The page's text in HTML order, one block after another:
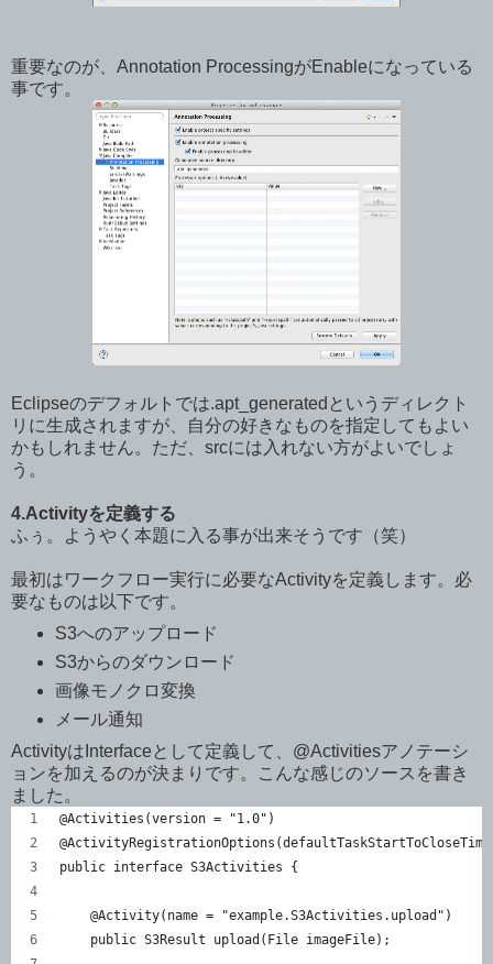
重要なのが、Annotation ProcessingがEnableになっている
事です。
Eclipseのデフォルトでは.apt_generatedというディレクト
リに生成されますが、自分の好きなものを指定してもよい
かもしれません。ただ、srcには入れない方がよいでしょ
う。
4.Activityを定義する
ふぅ。ようやく本題に入る事が出来そうです（笑）
最初はワークフロー実行に必要なActivityを定義します。必
要なものは以下です。
S3へのアップロード
S3からのダウンロード
画像モノクロ変換
メール通知
ActivityはInterfaceとして定義して、@Activitiesアノテーシ
ョンを加えるのが決まりです。こんな感じのソースを書き
ました。
@Activities(version = "1.0")
public interface S3Activities {
    @Activity(name = "example.S3Activities.upload")
    public S3Result upload(File imageFile);